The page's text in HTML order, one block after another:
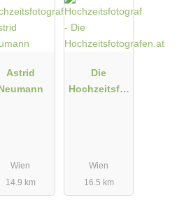
Astrid
Wien
14.9 km
Die
Hochzeitsfot
Wien
16.5 km